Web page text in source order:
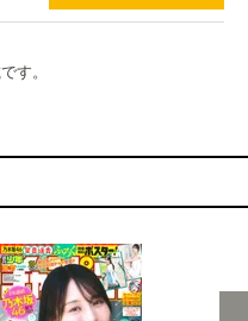
す。